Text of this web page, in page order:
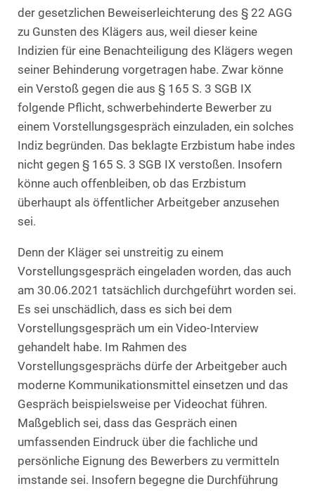
der gesetzlichen Beweiserleichterung des § 22 AGG
zu Gunsten des Klägers aus, weil dieser keine
Indizien für eine Benachteiligung des Klägers wegen
seiner Behinderung vorgetragen habe. Zwar könne
ein Verstoß gegen die aus § 165 S. 3 SGB IX
folgende Pflicht, schwerbehinderte Bewerber zu
einem Vorstellungsgespräch einzuladen, ein solches
Indiz begründen. Das beklagte Erzbistum habe indes
nicht gegen § 165 S. 3 SGB IX verstoßen. Insofern
könne auch offenbleiben, ob das Erzbistum
überhaupt als öffentlicher Arbeitgeber anzusehen
sei.
Denn der Kläger sei unstreitig zu einem
Vorstellungsgespräch eingeladen worden, das auch
am 30.06.2021 tatsächlich durchgeführt worden sei.
Es sei unschädlich, dass es sich bei dem
Vorstellungsgespräch um ein Video-Interview
gehandelt habe. Im Rahmen des
Vorstellungsgesprächs dürfe der Arbeitgeber auch
moderne Kommunikationsmittel einsetzen und das
Gespräch beispielsweise per Videochat führen.
Maßgeblich sei, dass das Gespräch einen
umfassenden Eindruck über die fachliche und
persönliche Eignung des Bewerbers zu vermitteln
imstande sei. Insofern begegne die Durchführung